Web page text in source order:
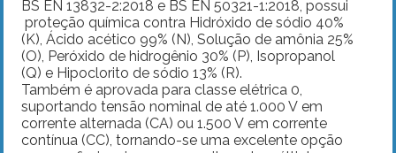
BS EN 13832-2:2018 e BS EN 50321-1:2018, possui
proteção química contra Hidróxido de sódio 40%
(K), Ácido acético 99% (N), Solução de amônia 25%
(O), Peróxido de hidrogênio 30% (P), Isopropanol
(Q) e Hipoclorito de sódio 13% (R).
Também é aprovada para classe elétrica 0,
suportando tensão nominal de até 1.000 V em
corrente alternada (CA) ou 1.500 V em corrente
contínua (CC), tornando-se uma excelente opção